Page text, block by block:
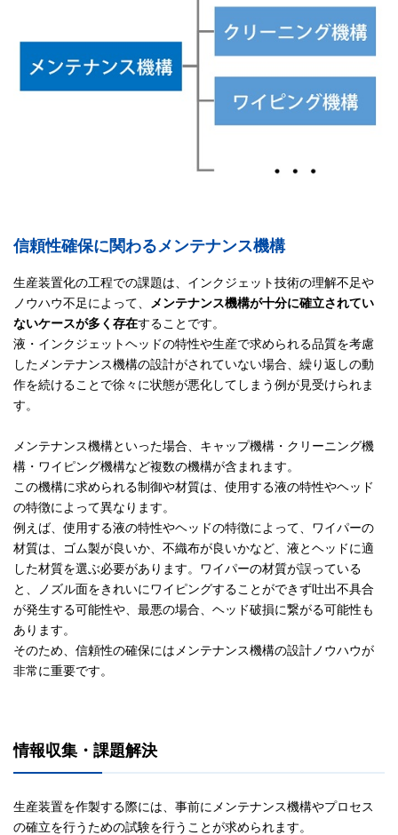
信頼性確保に関わるメンテナンス機構
生産装置化の工程での課題は、インクジェット技術の理解不足や
ノウハウ不足によって、
メンテナンス機構が十分に確立されてい
ないケースが多く存在することです。
液・インクジェットヘッドの特性や生産で求められる品質を考慮
したメンテナンス機構の設計がされていない場合、繰り返しの動
作を続けることで徐々に状態が悪化してしまう例が見受けられま
す。
メンテナンス機構といった場合、キャップ機構・クリーニング機
構・ワイピング機構など複数の機構が含まれます。
この機構に求められる制御や材質は、使用する液の特性やヘッド
の特徴によって異なります。
例えば、使用する液の特性やヘッドの特徴によって、ワイパーの
材質は、ゴム製が良いか、不織布が良いかなど、液とヘッドに適
した材質を選ぶ必要があります。ワイパーの材質が誤っている
と、ノズル面をきれいにワイピングすることができず吐出不具合
が発生する可能性や、最悪の場合、ヘッド破損に繋がる可能性も
あります。
そのため、信頼性の確保にはメンテナンス機構の設計ノウハウが
非常に重要です。
情報収集・課題解決
生産装置を作製する際には、事前にメンテナンス機構やプロセス
の確立を行うための試験を行うことが求められます。